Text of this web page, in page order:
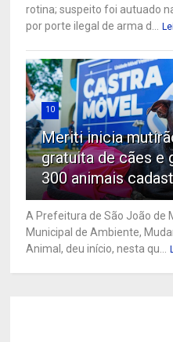
rotina; suspeito foi autuado
por porte ilegal de arma d...
10
Meriti inicia
gratuita de cães e
300 animais
A Prefeitura de São João de
Municipal de Ambiente,
Animal, deu início, nesta qu...